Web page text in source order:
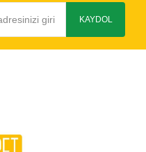
KAYDOL